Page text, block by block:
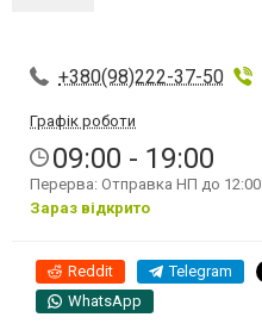
+380(98)222-37-50
Графік роботи
09:00 - 19:00
Перерва: Отправка НП до 12:00
Зараз відкрито
Reddit Telegram
WhatsApp